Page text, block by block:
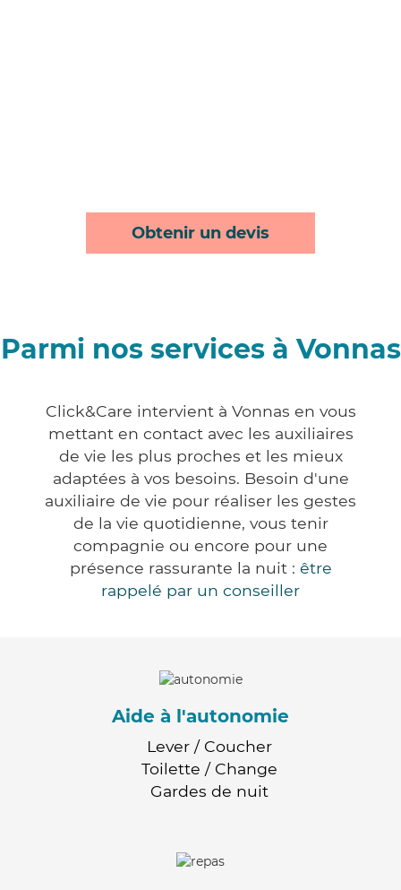
Obtenir un devis
Parmi nos services à Vonnas
Click&Care intervient à Vonnas en vous
mettant en contact avec les auxiliaires
de vie les plus proches et les mieux
adaptées à vos besoins. Besoin d'une
auxiliaire de vie pour réaliser les gestes
de la vie quotidienne, vous tenir
compagnie ou encore pour une
présence rassurante la nuit : être
rappelé par un conseiller
Aide à l'autonomie
Lever / Coucher
Toilette / Change
Gardes de nuit